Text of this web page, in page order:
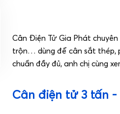
Cân Điện Tử Gia Phát
trộn… dùng để cân sắt thép,
chuẩn đầy đủ, anh chị cùng
Cân điện tử 3 tấn